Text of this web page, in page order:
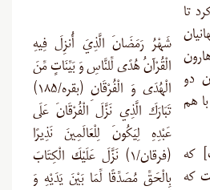
تا
دو
هم
که
که
شَهْرُ رَمَضَانَ الَّذِيَ أُنزِلَ فِيهِ
الْقُرْآنُ هُدًى لِّلنَّاسِ وَ بَيِّنَاتٍ مِّنَ
الْهُدَى وَ الْفُرْقَانِ (بقره/۱۸۵)
تَبَارَكَ الَّذِي نَزَّلَ الْفُرْقَانَ عَلَى
عَبْدِهِ لِيَكُونَ لِلْعَالَمِينَ نَذِيرًا
(فرقان/۱) نَزَّلَ عَلَيْكَ الْكِتَابَ
بِالْحَقِّ مُصَدِّقًا لِّمَا بَيْنَ يَدَيْهِ وَ